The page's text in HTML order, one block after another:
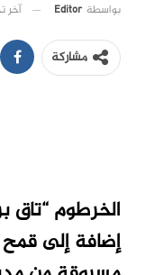
بواسطة Editor آخر
مشاركة
الخرطوم “تاق
إضافة إلى